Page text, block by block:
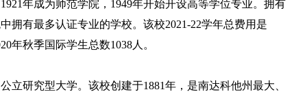
年成为师范学院，1949年开始开设高等学位专业。拥有
拥有最多认证专业的学校。该校2021-22学年总费用是
年秋季国际学生总数1038人。
立研究型大学。该校创建于1881年，是南达科他州最大、